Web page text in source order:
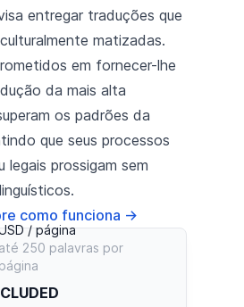
entregar traduções que
matizadas.
em fornecer-lhe
da mais alta
os padrões da
que seus processos
legais prossigam sem
como funciona →
/ página
até 250 palavras por
página